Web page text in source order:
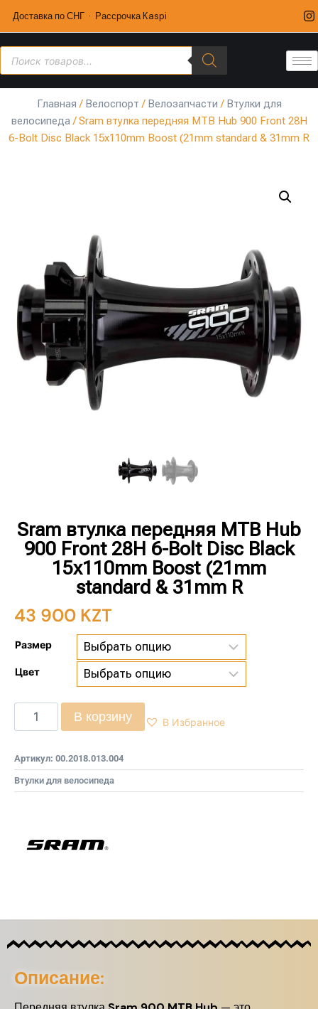
Доставка по СНГ · Рассрочка Kaspi
Главная / Велоспорт / Велозапчасти / Втулки для
велосипеда/ Sram втулка передняя MTB Hub 900 Front 28H
6-Bolt Disc Black 15x110mm Boost (21mm standard & 31mm R
Sram втулка передняя MTB Hub
900 Front 28H 6-Bolt Disc Black
15x110mm Boost (21mm
standard & 31mm R
43 900 KZT
Размер
Цвет
В корзину В Избранное
Артикул: 00.2018.013.004
Втулки для велосипеда
Описание: